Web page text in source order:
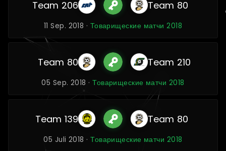
Team 206 Team 80
11 Sep. 2018 · Товарищеские матчи 2018
Team 80 Team 210
05 Sep. 2018 ·Товарищеские матчи 2018
Team 139 Team 80
05 Juli 2018 ·Товарищеские матчи 2018